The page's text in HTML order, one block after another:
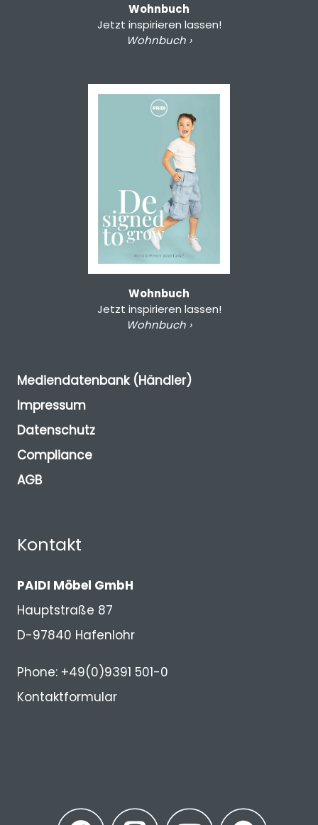
Wohnbuch
Jetzt inspirieren lassen!
Wohnbuch ›
Wohnbuch
Jetzt inspirieren lassen!
Wohnbuch ›
Mediendatenbank (Händler)
Impressum
Datenschutz
Compliance
AGB
Kontakt
PAIDI Möbel GmbH
Hauptstraße 87
D-97840 Hafenlohr
Phone: +49(0)9391 501-0
Kontaktformular